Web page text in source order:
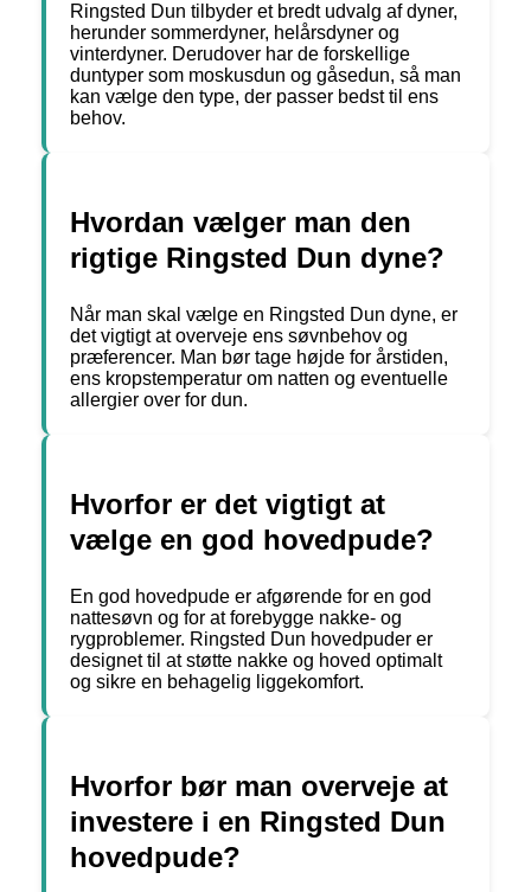
Ringsted Dun tilbyder et bredt udvalg af dyner,
herunder sommerdyner, helårsdyner og
vinterdyner. Derudover har de forskellige
duntyper som moskusdun og gåsedun, så man
kan vælge den type, der passer bedst til ens
behov.
Hvordan vælger man den
rigtige Ringsted Dun dyne?
Når man skal vælge en Ringsted Dun dyne, er
det vigtigt at overveje ens søvnbehov og
præferencer. Man bør tage højde for årstiden,
ens kropstemperatur om natten og eventuelle
allergier over for dun.
Hvorfor er det vigtigt at
vælge en god hovedpude?
En god hovedpude er afgørende for en god
nattesøvn og for at forebygge nakke- og
rygproblemer. Ringsted Dun hovedpuder er
designet til at støtte nakke og hoved optimalt
og sikre en behagelig liggekomfort.
Hvorfor bør man overveje at
investere i en Ringsted Dun
hovedpude?